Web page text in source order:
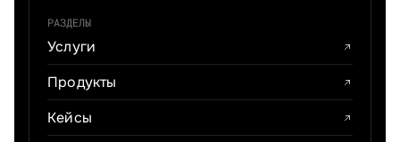
РАЗДЕЛЫ
Услуги
Продукты
Кейсы